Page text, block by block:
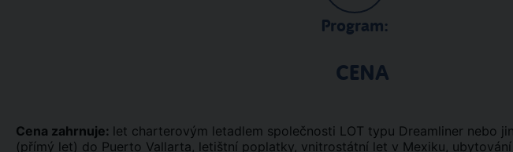
Program:
CENA
Cena zahrnuje: let charterovým letadlem společnosti LOT typu Dreamliner nebo
(přímý let) do Puerto Vallarta, letištní poplatky, vnitrostátní let v Mexiku,